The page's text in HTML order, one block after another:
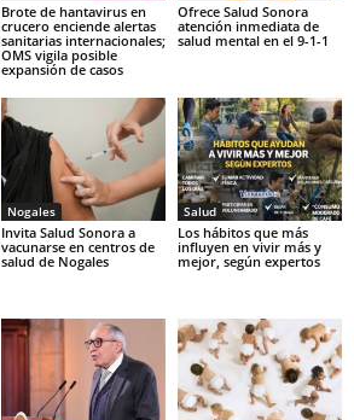
Brote de hantavirus en
crucero enciende alertas
sanitarias internacionales;
OMS vigila posible
expansión de casos
Ofrece Salud Sonora
atención inmediata de
salud mental en el 9-1-1
Nogales
Invita Salud Sonora a
vacunarse en centros de
salud de Nogales
Salud
Los hábitos que más
influyen en vivir más y
mejor, según expertos